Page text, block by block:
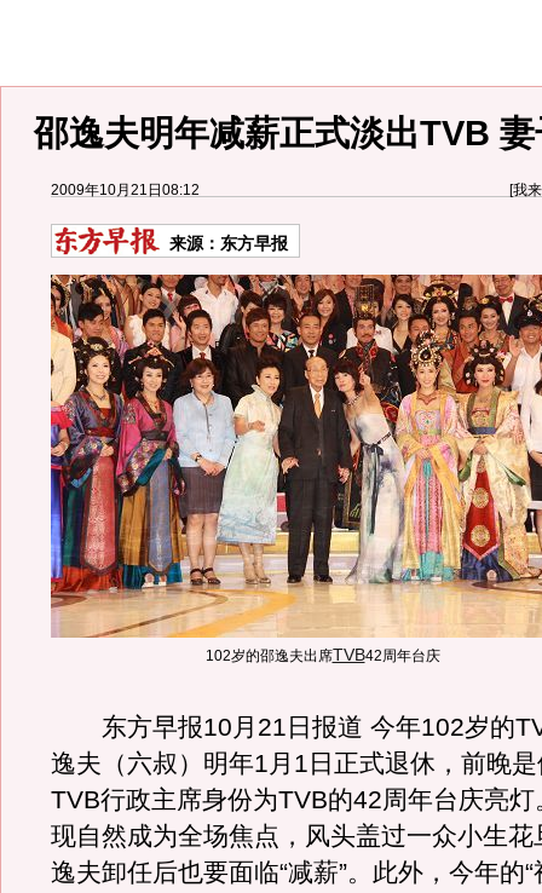
邵逸夫明年减薪正式淡出TVB
2009年10月21日08:12 [我
来源： 东方早报
102岁的邵逸夫出席TVB42周年台庆
东方早报10月21日报道 今年102岁的
逸夫（六叔）明年1月1日正式退休，前晚
TVB行政主席身份为TVB的42周年台庆亮
现自然成为全场焦点，风头盖过一众小生花
逸夫卸任后也要面临“减薪”。此外，今年的“